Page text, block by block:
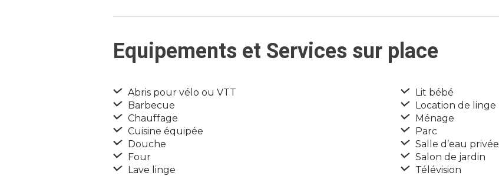
Equipements et Services sur place
Abris pour vélo ou VTT
Barbecue
Chauffage
Cuisine équipée
Douche
Four
Lave linge
Lit bébé
Location de linge
Ménage
Parc
Salle d’eau privée
Salon de jardin
Télévision